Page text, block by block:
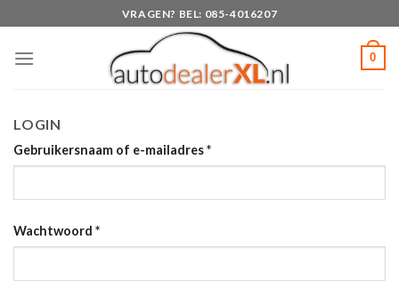
to
content
VRAGEN? BEL: 085-4016207
0
LOGIN
Gebruikersnaam of e-mailadres*
Wachtwoord *